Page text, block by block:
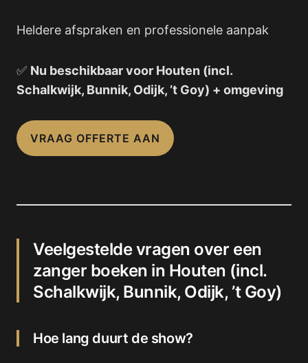
Heldere afspraken en professionele aanpak
✅ Nu beschikbaar voor Houten (incl.
Schalkwijk, Bunnik, Odijk, ’t Goy) + omgeving
VRAAG OFFERTE AAN
Veelgestelde vragen over een
zanger boeken in Houten (incl.
Schalkwijk, Bunnik, Odijk, ’t Goy)
Hoe lang duurt de show?